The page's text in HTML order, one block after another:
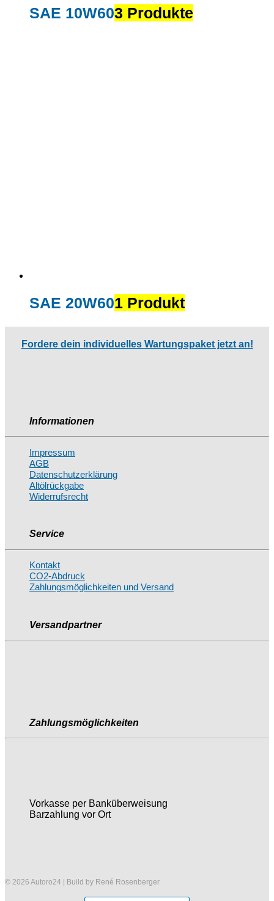
SAE 10W603 Produkte
SAE 20W601 Produkt
Fordere dein individuelles Wartungspaket jetzt an!
Informationen
Impressum
AGB
Datenschutzerklärung
Altölrückgabe
Widerrufsrecht
Service
Kontakt
CO2-Abdruck
Zahlungsmöglichkeiten und Versand
Versandpartner
Zahlungsmöglichkeiten
Vorkasse per Banküberweisung
Barzahlung vor Ort
© 2026 Autoro24 | Build by René Rosenberger